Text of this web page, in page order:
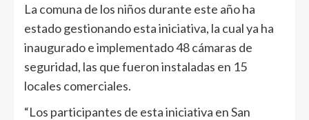
La comuna de los niños durante este año ha
estado gestionando esta iniciativa, la cual ya ha
inaugurado e implementado 48 cámaras de
seguridad, las que fueron instaladas en 15
locales comerciales.
“Los participantes de esta iniciativa en San